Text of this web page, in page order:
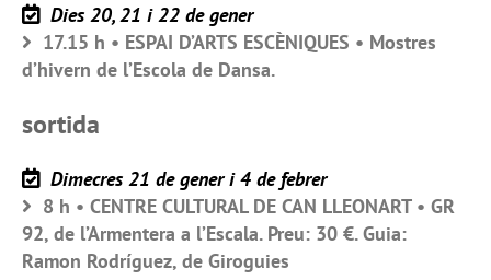
Dies 20, 21 i 22 de gener
17.15 h • ESPAI D’ARTS ESCÈNIQUES • Mostres
d’hivern de l’Escola de Dansa.
sortida
Dimecres 21 de gener i 4 de febrer
8 h • CENTRE CULTURAL DE CAN LLEONART • GR
92, de l’Armentera a l’Escala. Preu: 30 €. Guia:
Ramon Rodríguez, de Giroguies